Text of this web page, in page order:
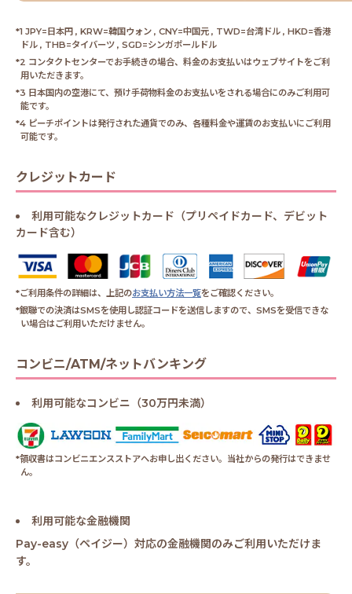
*1 JPY=日本円 , KRW=韓国ウォン , CNY=中国元 , TWD=台湾ドル , HKD=香港
ドル , THB=タイバーツ , SGD=シンガポールドル
*2 コンタクトセンターでお手続きの場合、料金のお支払いはウェブサイトをご利
用いただきます。
*3 日本国内の空港にて、預け手荷物料金のお支払いをされる場合にのみご利用可
能です。
*4 ピーチポイントは発行された通貨でのみ、各種料金や運賃のお支払いにご利用
可能です。
クレジットカード
利用可能なクレジットカード（プリペイドカード、デビット
カード含む）
*ご利用条件の詳細は、上記のお支払い方法一覧をご確認ください。
*銀聯での決済はSMSを使用し認証コードを送信しますので、SMSを受信できな
い場合はご利用いただけません。
コンビニ/ATM/ネットバンキング
利用可能なコンビニ（30万円未満）
*領収書はコンビニエンスストアへお申し出ください。当社からの発行はできませ
ん。
利用可能な金融機関
Pay-easy（ペイジー）対応の金融機関のみご利用いただけま
す。